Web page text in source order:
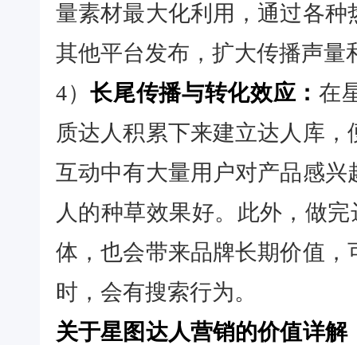
量素材最大化利用，通过各
其他平台发布，扩大传播声量
4）长尾传播与转化效应：在
质达人积累下来建立达人库
互动中有大量用户对产品感
人的种草效果好。此外，做
体，也会带来品牌长期价值
时，会有搜索行为。
关于星图达人营销的价值详解